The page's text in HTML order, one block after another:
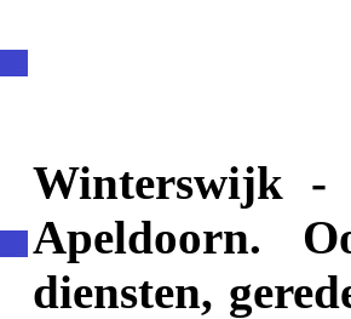
Winterswijk -
Apeldoorn.
diensten,